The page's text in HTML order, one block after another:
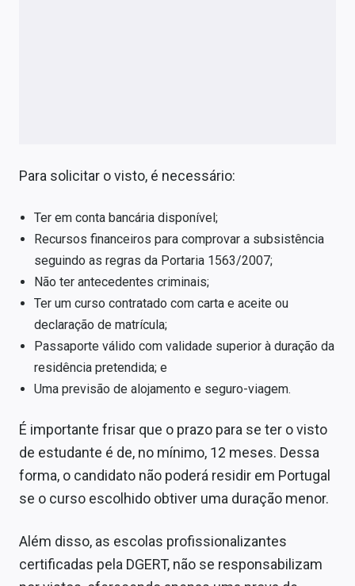
Para solicitar o visto, é necessário:
Ter em conta bancária disponível;
Recursos financeiros para comprovar a subsistência
seguindo as regras da Portaria 1563/2007;
Não ter antecedentes criminais;
Ter um curso contratado com carta e aceite ou
declaração de matrícula;
Passaporte válido com validade superior à duração da
residência pretendida; e
Uma previsão de alojamento e seguro-viagem.
É importante frisar que o prazo para se ter o visto
de estudante é de, no mínimo, 12 meses. Dessa
forma, o candidato não poderá residir em Portugal
se o curso escolhido obtiver uma duração menor.
Além disso, as escolas profissionalizantes
certificadas pela DGERT, não se responsabilizam